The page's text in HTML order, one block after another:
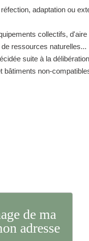
adaptation ou
collectifs,
ressources naturelles...
suite à la
bâtiments non-
de ma
adresse